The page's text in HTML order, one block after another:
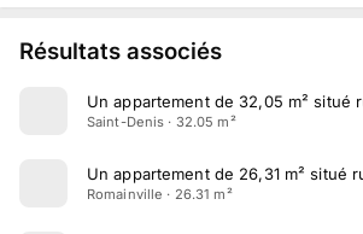
Résultats associés
Un appartement de 32,05 m² situé
Saint-Denis · 32.05 m²
Un appartement de 26,31 m² situé
Romainville · 26.31 m²